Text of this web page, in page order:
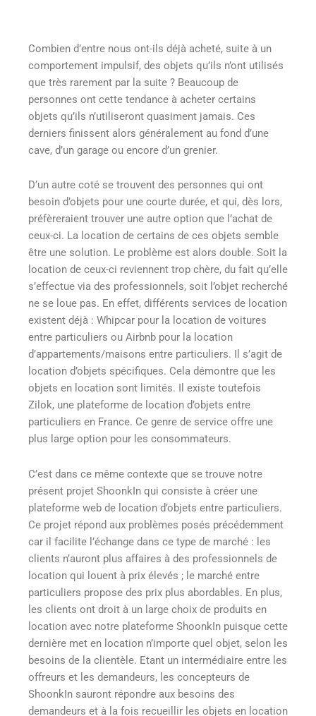
Combien d’entre nous ont-ils déjà acheté, suite à un
comportement impulsif, des objets qu’ils n’ont utilisés
que très rarement par la suite ? Beaucoup de
personnes ont cette tendance à acheter certains
objets qu’ils n’utiliseront quasiment jamais. Ces
derniers finissent alors généralement au fond d’une
cave, d’un garage ou encore d’un grenier.
D’un autre coté se trouvent des personnes qui ont
besoin d’objets pour une courte durée, et qui, dès lors,
préfèreraient trouver une autre option que l’achat de
ceux-ci. La location de certains de ces objets semble
être une solution. Le problème est alors double. Soit la
location de ceux-ci reviennent trop chère, du fait qu’elle
s’effectue via des professionnels, soit l’objet recherché
ne se loue pas. En effet, différents services de location
existent déjà : Whipcar pour la location de voitures
entre particuliers ou Airbnb pour la location
d’appartements/maisons entre particuliers. Il s’agit de
location d’objets spécifiques. Cela démontre que les
objets en location sont limités. Il existe toutefois
Zilok, une plateforme de location d’objets entre
particuliers en France. Ce genre de service offre une
plus large option pour les consommateurs.
C’est dans ce même contexte que se trouve notre
présent projet ShoonkIn qui consiste à créer une
plateforme web de location d’objets entre particuliers.
Ce projet répond aux problèmes posés précédemment
car il facilite l’échange dans ce type de marché : les
clients n’auront plus affaires à des professionnels de
location qui louent à prix élevés ; le marché entre
particuliers propose des prix plus abordables. En plus,
les clients ont droit à un large choix de produits en
location avec notre plateforme ShoonkIn puisque cette
dernière met en location n’importe quel objet, selon les
besoins de la clientèle. Etant un intermédiaire entre les
offreurs et les demandeurs, les concepteurs de
ShoonkIn sauront répondre aux besoins des
demandeurs et à la fois recueillir les objets en location